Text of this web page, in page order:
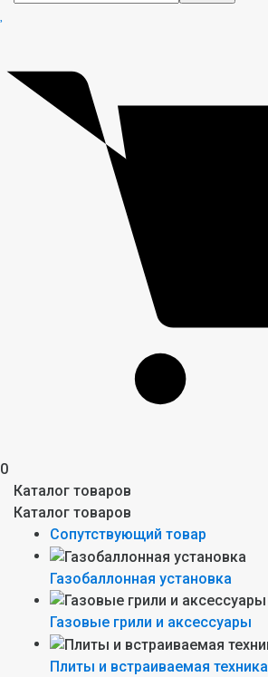
0
Каталог товаров
Каталог товаров
Сопутствующий товар
Газобаллонная установка
Газовые грили и аксессуары
Плиты и встраиваемая техника